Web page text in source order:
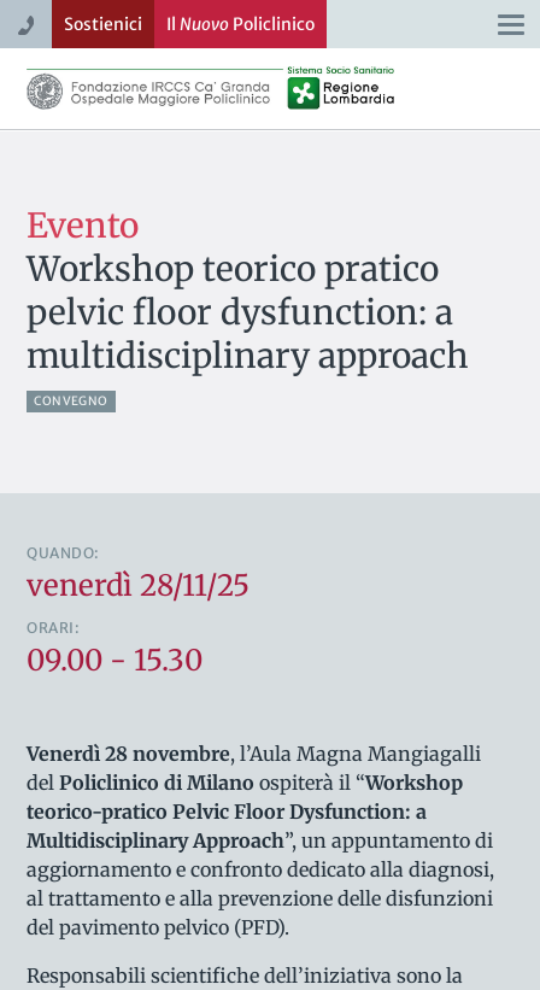
Sostienici Il NuovoPoliclinico
Evento
Workshop teorico pratico
pelvic floor dysfunction: a
multidisciplinary approach
CONVEGNO
QUANDO:
venerdì 28/11/25
ORARI:
09.00 - 15.30
Venerdì 28 novembre, l’Aula Magna Mangiagalli
delPoliclinico di Milano ospiterà il “Workshop
teorico-pratico Pelvic Floor Dysfunction: a
Multidisciplinary Approach”, un appuntamento di
aggiornamento e confronto dedicato alla diagnosi,
al trattamento e alla prevenzione delle disfunzioni
del pavimento pelvico (PFD).
Responsabili scientifiche dell’iniziativa sono la